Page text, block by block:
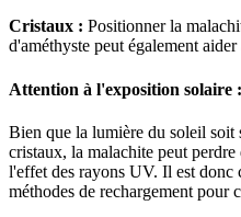
Cristaux : Positionner la
d'améthyste peut également aider
Attention à l'exposition solaire :
Bien que la lumière du soleil soit
cristaux, la malachite peut perdre
l'effet des rayons UV. Il est donc
méthodes de rechargement pour